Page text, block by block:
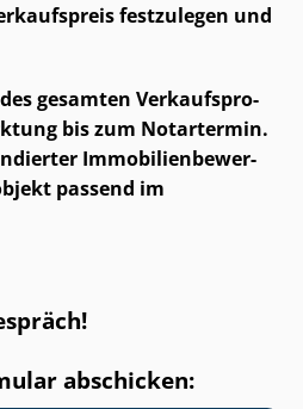
festzulegen und
gesamten Ver­kaufs­pro­
bis zum Notartermin.
Im­mo­bi­li­en­be­wer­
passend im
abschicken: